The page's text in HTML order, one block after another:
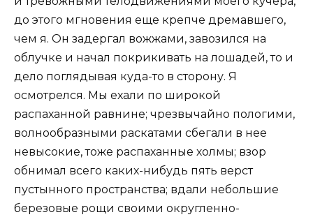
до этого мгновения еще крепче дремавшего,
чем я. Он задергал вожжами, завозился на
облучке и начал покрикивать на лошадей, то и
дело поглядывая куда-то в сторону. Я
осмотрелся. Мы ехали по широкой
распаханной равнине; чрезвычайно пологими,
волнообразными раскатами сбегали в нее
невысокие, тоже распаханные холмы; взор
обнимал всего каких-нибудь пять верст
пустынного пространства; вдали небольшие
березовые рощи своими округленно-